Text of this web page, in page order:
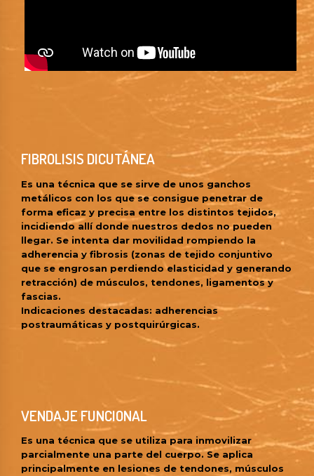
FIBROLISIS DICUTÁNEA
Es una técnica que se sirve de unos ganchos
metálicos con los que se consigue penetrar de
forma eficaz y precisa entre los distintos tejidos,
incidiendo allí donde nuestros dedos no pueden
llegar. Se intenta dar movilidad rompiendo la
adherencia y fibrosis (zonas de tejido conjuntivo
que se engrosan perdiendo elasticidad y generando
retracción) de músculos, tendones, ligamentos y
fascias.
Indicaciones destacadas: adherencias
postraumáticas y postquirúrgicas.
VENDAJE FUNCIONAL
Es una técnica que se utiliza para inmovilizar
parcialmente una parte del cuerpo. Se aplica
principalmente en lesiones de tendones, músculos